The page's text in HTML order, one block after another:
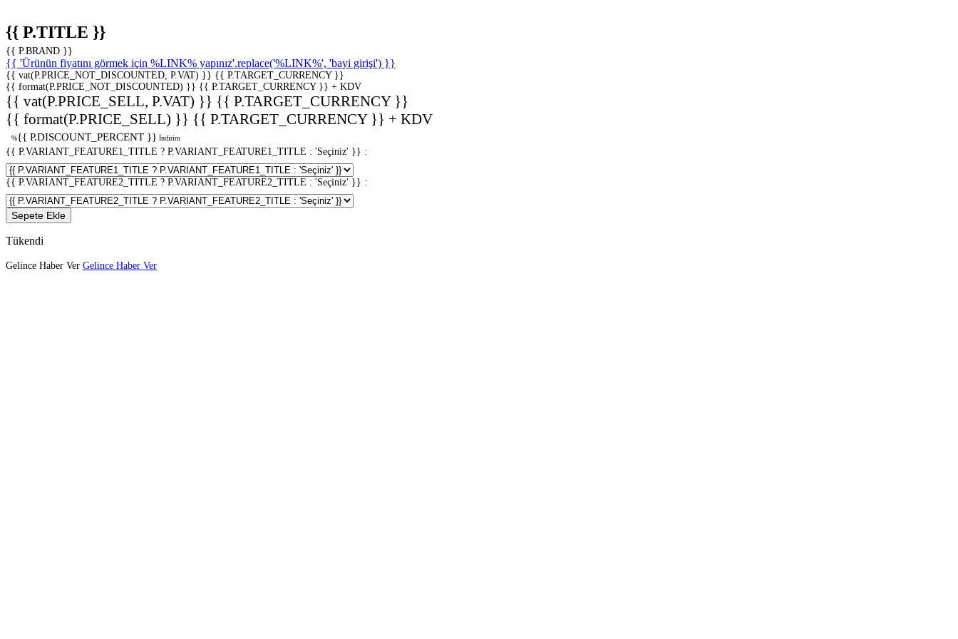
{{ P.TITLE }}
{{ P.BRAND }}
{{ 'Ürünün fiyatını görmek için %LINK% yapınız'.replace('%LINK%', 'bayi girişi') }}
{{ vat(P.PRICE_NOT_DISCOUNTED, P.VAT) }} {{ P.TARGET_CURRENCY }}
{{ format(P.PRICE_NOT_DISCOUNTED) }} {{ P.TARGET_CURRENCY }} + KDV
{{ vat(P.PRICE_SELL, P.VAT) }} {{ P.TARGET_CURRENCY }}
{{ format(P.PRICE_SELL) }} {{ P.TARGET_CURRENCY }} + KDV
%{{ P.DISCOUNT_PERCENT }} İndirim
{{ P.VARIANT_FEATURE1_TITLE ? P.VARIANT_FEATURE1_TITLE : 'Seçiniz' }} :
{{ P.VARIANT_FEATURE2_TITLE ? P.VARIANT_FEATURE2_TITLE : 'Seçiniz' }} :
Sepete Ekle
Tükendi
Gelince Haber Ver Gelince Haber Ver